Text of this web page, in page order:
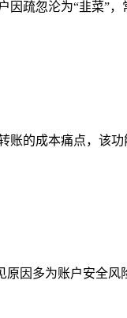
疏忽沦为“韭菜”
的成本痛点，该
因多为账户安全